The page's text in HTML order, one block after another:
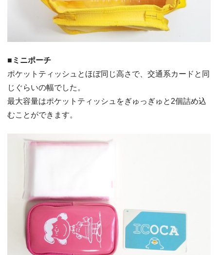
■ミニポーチ
ポケットティッシュとほぼ同じ高さで、交通系カードと同
じぐらいの幅でした。
最大容量はポケットティッシュをぎゅっぎゅと2個詰め込
むことができます。